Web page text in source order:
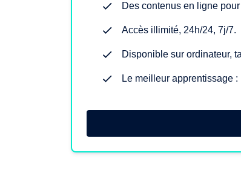
Des contenus en ligne
Accès illimité, 24h/24, 7j/7.
Disponible sur ordinateur,
Le meilleur apprentissage